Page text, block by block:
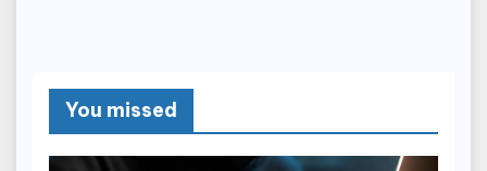
You missed